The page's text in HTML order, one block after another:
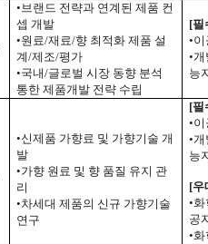
•브랜드 전략과 연계된 제품 컨
셉 개발
•원료/재료/향 최적화 제품 설
계/제조/평가
•국내/글로벌 시장 동향 분석
통한 제품개발 전략 수립
[필
•
•
능
•신제품 가향료 및 가향기술 개
발
•가향 원료 및 향 품질 유지 관
리
•차세대 제품의 신규 가향기술
연구
[필
•
•
능
[우
•
공
•